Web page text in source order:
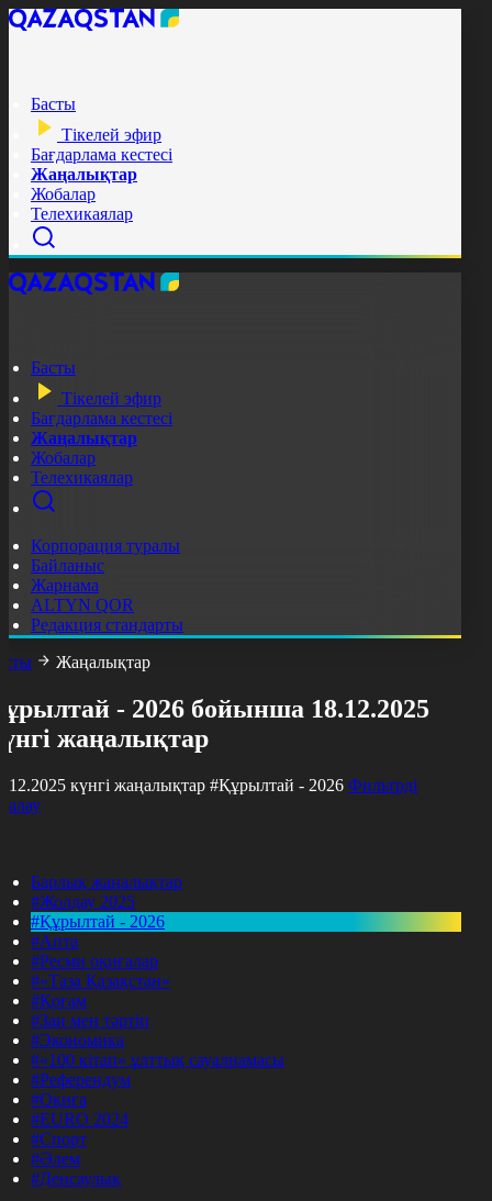
Басты
Тікелей эфир
Бағдарлама кестесі
Жаңалықтар
Жобалар
Телехикаялар
Басты
Тікелей эфир
Бағдарлама кестесі
Жаңалықтар
Жобалар
Телехикаялар
Корпорация туралы
Байланыс
Жарнама
ALTYN QOR
Редакция стандарты
Жаңалықтар
- 2026 бойынша 18.12.2025
жаңалықтар
күнгі жаңалықтар #Құрылтай - 2026 Фильтрді
Барлық жаңалықтар
#Жолдау 2025
#Құрылтай - 2026
#Апта
#Ресми оқиғалар
#«Таза Қазақстан»
#Қоғам
#Заң мен тәртіп
#Экономика
#«100 кітап» ұлттық сауалнамасы
#Референдум
#Оқиға
#EURO 2024
#Спорт
#Әлем
#Денсаулық